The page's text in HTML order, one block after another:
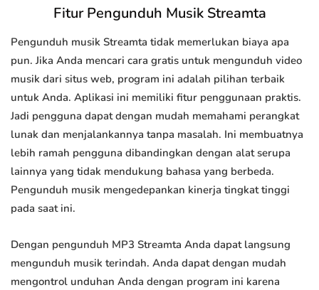
Fitur Pengunduh Musik Streamta
Pengunduh musik Streamta tidak memerlukan biaya apa
pun. Jika Anda mencari cara gratis untuk mengunduh video
musik dari situs web, program ini adalah pilihan terbaik
untuk Anda. Aplikasi ini memiliki fitur penggunaan praktis.
Jadi pengguna dapat dengan mudah memahami perangkat
lunak dan menjalankannya tanpa masalah. Ini membuatnya
lebih ramah pengguna dibandingkan dengan alat serupa
lainnya yang tidak mendukung bahasa yang berbeda.
Pengunduh musik mengedepankan kinerja tingkat tinggi
pada saat ini.
Dengan pengunduh MP3 Streamta Anda dapat langsung
mengunduh musik terindah. Anda dapat dengan mudah
mengontrol unduhan Anda dengan program ini karena